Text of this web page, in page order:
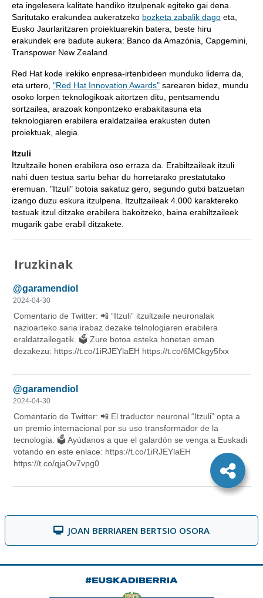
eta ingelesera kalitate handiko itzulpenak egiteko gai dena.
Saritutako erakundea aukeratzeko bozketa zabalik dago eta,
Eusko Jaurlaritzaren proiektuarekin batera, beste hiru
erakundek ere badute aukera: Banco da Amazónia, Capgemini,
Transpower New Zealand.
Red Hat kode irekiko enpresa-irtenbideen munduko liderra da,
eta urtero, "Red Hat Innovation Awards" sarearen bidez, mundu
osoko lorpen teknologikoak aitortzen ditu, pentsamendu
sortzailea, arazoak konpontzeko erabakitasuna eta
teknologiaren erabilera eraldatzailea erakusten duten
proiektuak, alegia.
Itzuli
Itzultzaile honen erabilera oso erraza da. Erabiltzaileak itzuli
nahi duen testua sartu behar du horretarako prestatutako
eremuan. "Itzuli" botoia sakatuz gero, segundo gutxi batzuetan
izango duzu eskura itzulpena. Itzultzaileak 4.000 karaktereko
testuak itzul ditzake erabilera bakoitzeko, baina erabiltzaileek
mugarik gabe erabil ditzakete.
Iruzkinak
JOAN BERRIAREN BERTSIO OSORA